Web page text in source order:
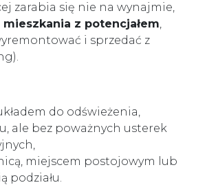
zarabia się nie na wynajmie,
z potencjałem,
i sprzedać z
do odświeżenia,
ale bez poważnych usterek
miejscem postojowym lub
podziału.